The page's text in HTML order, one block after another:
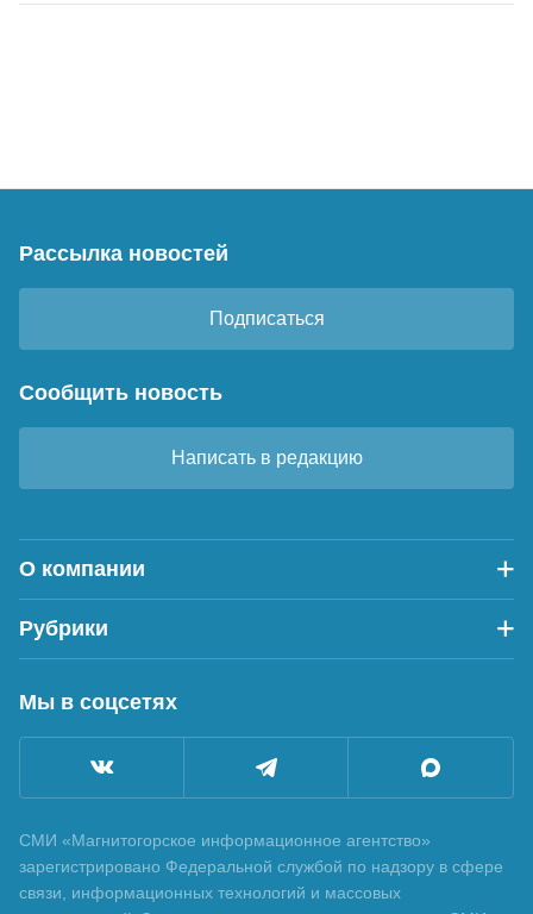
Рассылка новостей
Подписаться
Сообщить новость
Написать в редакцию
О компании
Рубрики
Мы в соцсетях
СМИ «Магнитогорское информационное агентство»
зарегистрировано Федеральной службой по надзору в сфере
связи, информационных технологий и массовых